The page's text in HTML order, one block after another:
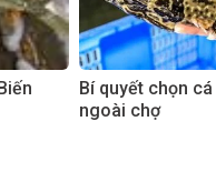
Bí quyết chọn
ngoài chợ